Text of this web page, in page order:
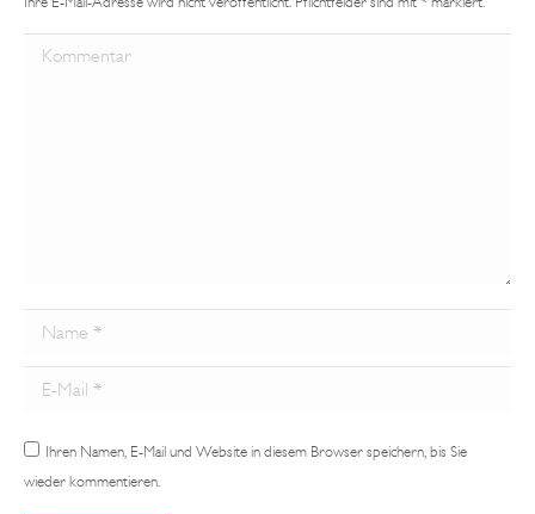
Kommentar
Name *
Email *
Ihren Namen, E-Mail und Website in diesem Browser speichern, bis Sie
wieder kommentieren.